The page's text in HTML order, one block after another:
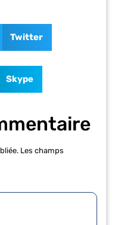
Twitter
Skype
Les champs